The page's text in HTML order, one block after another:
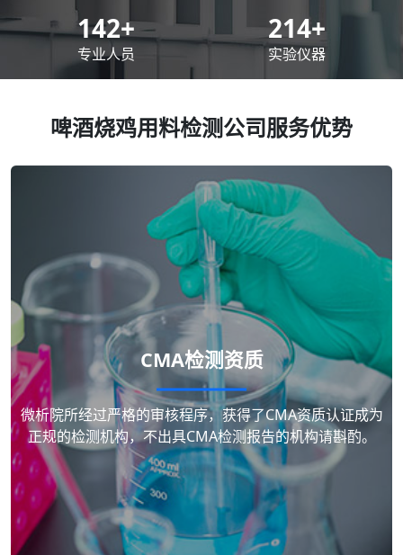
200+
专业人员
300+
实验仪器
啤酒烧鸡用料检测公司服务优势
CMA检测资质
微析院所经过严格的审核程序，获得了CMA资质认证成为
正规的检测机构，不出具CMA检测报告的机构请斟酌。